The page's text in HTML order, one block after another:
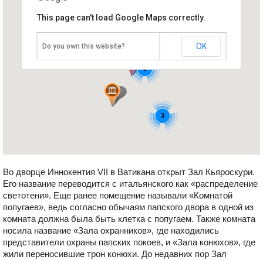
3
3
3
Зал Кьяроскури
This page can't load Google Maps correctly.
Do you own this website? OK
Во дворце Иннокентия VII в Ватикана открыт Зал Кьяроскури.
Его название переводится с итальянского как «распределение
светотени». Еще ранее помещение называли «Комнатой
попугаев», ведь согласно обычаям папского двора в одной из
комната должна была быть клетка с попугаем. Также комната
носила название «Зала охранников», где находились
представители охраны папских покоев, и «Зала конюхов», где
жили переносившие трон конюхи. До недавних пор Зал